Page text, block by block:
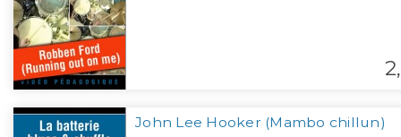
2,
John Lee Hooker (Mambo chillun)